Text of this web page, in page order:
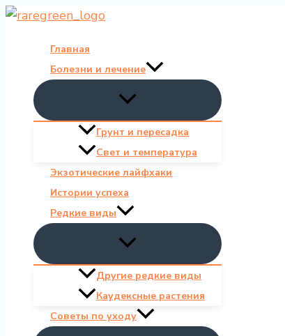
Перейти
содержимому
Главная
Болезни и лечение
Грунт и пересадка
Свет и температура
Экзотические лайфхаки
Истории успеха
Редкие виды
Другие редкие виды
Каудексные растения
Советы по уходу